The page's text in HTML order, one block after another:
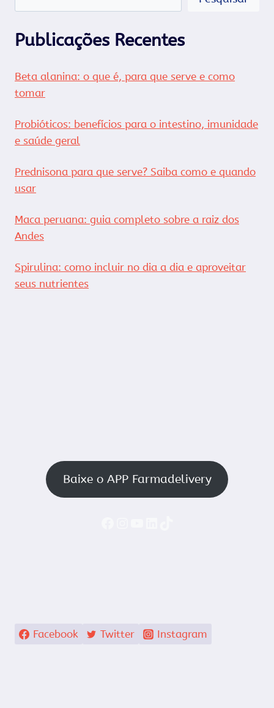
Publicações Recentes
Beta alanina: o que é, para que serve e como
tomar
Probióticos: benefícios para o intestino, imunidade
e saúde geral
Prednisona para que serve? Saiba como e quando
usar
Maca peruana: guia completo sobre a raiz dos
Andes
Spirulina: como incluir no dia a dia e aproveitar
seus nutrientes
Baixe o APP Farmadelivery
Facebook Twitter Instagram